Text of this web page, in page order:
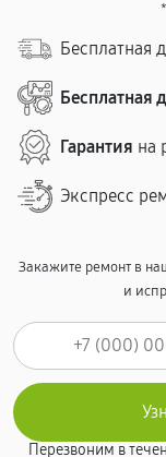
Бесплатная
Бесплатная
Гарантия на
Экспресс
Закажите ремонт в
и
Перезвоним в